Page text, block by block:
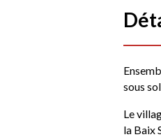
sous
Le
la Baix